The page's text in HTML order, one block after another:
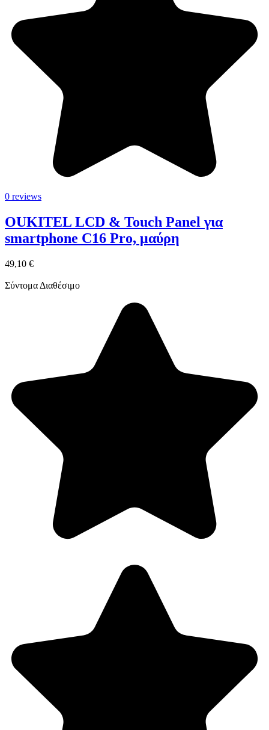
0 reviews
OUKITEL LCD & Touch Panel για
smartphone C16 Pro, μαύρη
49,10 €
Σύντομα Διαθέσιμο